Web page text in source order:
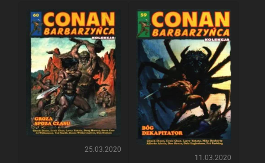
25.03.2020
11.03.2020